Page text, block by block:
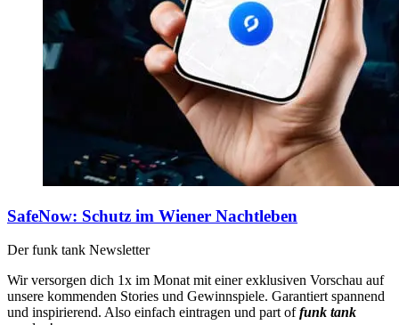
SafeNow: Schutz im Wiener Nachtleben
Der funk tank Newsletter​
Wir versorgen dich 1x im Monat mit einer exklusiven Vorschau auf
unsere kommenden Stories und Gewinnspiele. Garantiert spannend
und inspirierend. Also einfach eintragen und part offunk tank